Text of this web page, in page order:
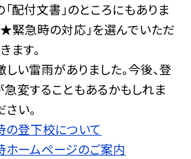
配付文書」のところにもありま
★緊急時の対応」を選んでいただ
ます。
い雷雨がありました。今後、登
変することもあるかもしれま
い。
登下校について
ームページのご案内